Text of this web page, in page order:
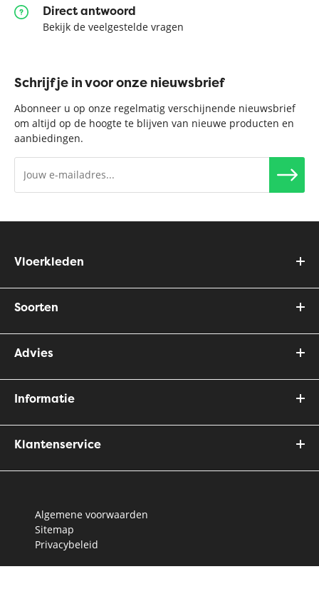
Direct antwoord
Bekijk de veelgestelde vragen
Schrijf je in voor onze nieuwsbrief
Abonneer u op onze regelmatig verschijnende nieuwsbrief
om altijd op de hoogte te blijven van nieuwe producten en
aanbiedingen.
Vloerkleden
Soorten
Advies
Informatie
Klantenservice
Algemene voorwaarden
Sitemap
Privacybeleid